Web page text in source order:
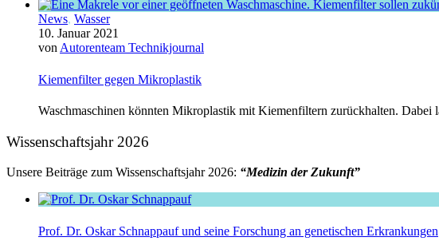
News, Wasser
10. Januar 2021
von Autorenteam Technikjournal
Kiemenfilter gegen Mikroplastik
Waschmaschinen könnten Mikroplastik mit Kiemenfiltern zurückhalten.
Wissenschaftsjahr 2026
Unsere Beiträge zum Wissenschaftsjahr 2026: “Medizin der Zukunft”
Prof. Dr. Oskar Schnappauf und seine Forschung an genetischen Erkrankungen